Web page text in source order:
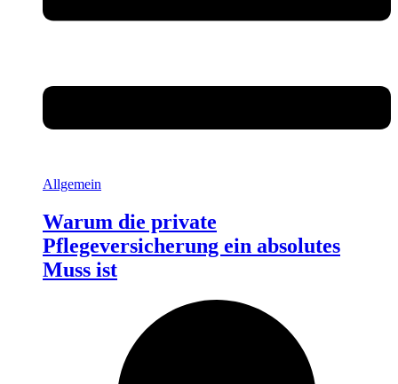
Allgemein
Warum die private
Pflegeversicherung ein absolutes
Muss ist